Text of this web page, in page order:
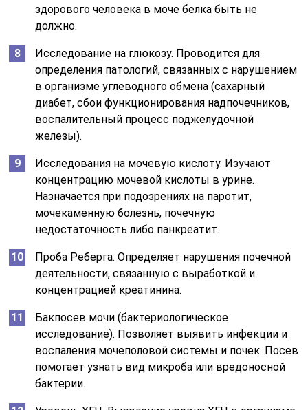
здорового человека в моче белка быть не
должно.
Исследование на глюкозу. Проводится для
определения патологий, связанных с нарушением
в организме углеводного обмена (сахарный
диабет, сбои функционирования надпочечников,
воспалительный процесс поджелудочной
железы).
Исследования на мочевую кислоту. Изучают
концентрацию мочевой кислоты в урине.
Назначается при подозрениях на паротит,
мочекаменную болезнь, почечную
недостаточность либо панкреатит.
Проба Реберга. Определяет нарушения почечной
деятельности, связанную с выработкой и
концентрацией креатинина.
Бакпосев мочи (бактериологическое
исследование). Позволяет выявить инфекции и
воспаления мочеполовой системы и почек. Посев
помогает узнать вид микроба или вредоносной
бактерии.